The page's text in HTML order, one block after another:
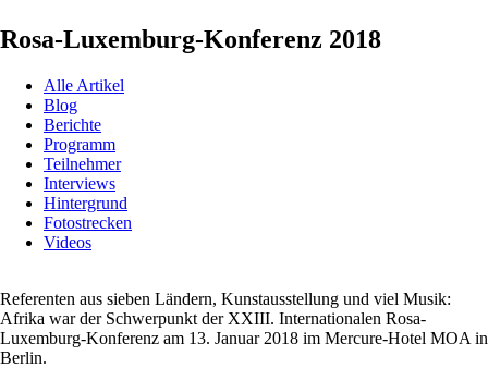
Rosa-Luxemburg-Konferenz 2018
Alle Artikel
Blog
Berichte
Programm
Teilnehmer
Interviews
Hintergrund
Fotostrecken
Videos
Referenten aus sieben Ländern, Kunstausstellung und viel Musik:
Afrika war der Schwerpunkt der XXIII. Internationalen Rosa-
Luxemburg-Konferenz am 13. Januar 2018 im Mercure-Hotel MOA in
Berlin.